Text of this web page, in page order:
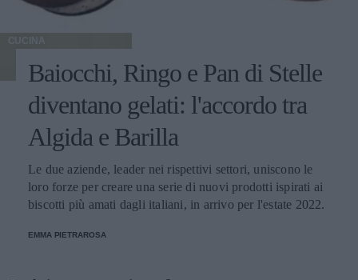
CUCINA
Baiocchi, Ringo e Pan di Stelle
diventano gelati: l'accordo tra
Algida e Barilla
Le due aziende, leader nei rispettivi settori, uniscono le
loro forze per creare una serie di nuovi prodotti ispirati ai
biscotti più amati dagli italiani, in arrivo per l'estate 2022.
EMMA PIETRAROSA